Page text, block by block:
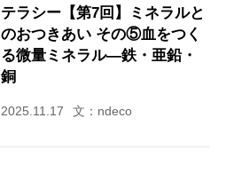
テラシー【第7回】ミネラルと
のおつきあい その⑤血をつく
る微量ミネラル―鉄・亜鉛・
銅
2025.11.17 文：ndeco